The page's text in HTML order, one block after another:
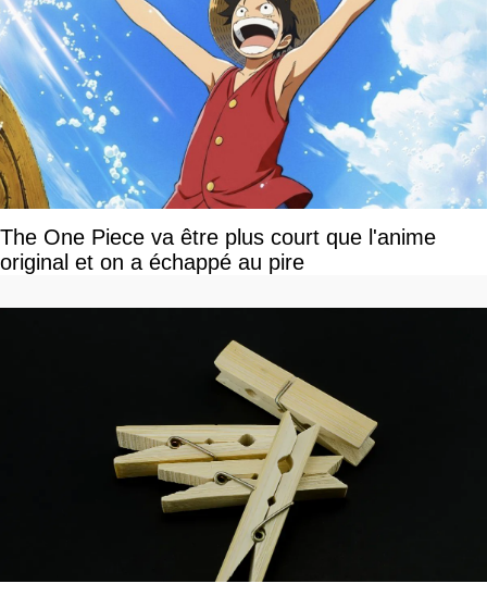
The One Piece va être plus court que l'anime
original et on a échappé au pire